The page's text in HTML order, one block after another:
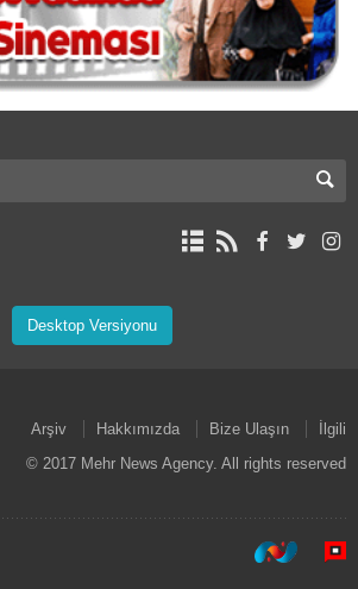
Desktop Versiyonu
Arşiv Hakkımızda Bize Ulaşın
İlgili
© 2017 Mehr News Agency. All rights reserved